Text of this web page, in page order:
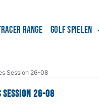
Range Golf spielen
Session 26-08
Session 26-08